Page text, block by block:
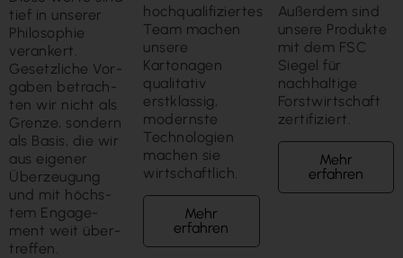
tief in unserer
Philo­sophie
veran­kert.
Gesetz­liche Vor­
gaben betrach­
ten wir nicht als
Grenze, sondern
als Basis, die wir
aus eigener
Über­zeugung
und mit höchs­
tem Engage­
ment weit über­
treffen.
hochqualifiziertes
Team machen
unsere
Kartonagen
qualitativ
erstklassig,
modernste
Technologien
machen sie
wirtschaftlich.
Mehr
erfahren
Außerdem sind
unsere Produkte
mit dem FSC
Siegel für
nachhaltige
Forstwirtschaft
zertifiziert.
Mehr
erfahren